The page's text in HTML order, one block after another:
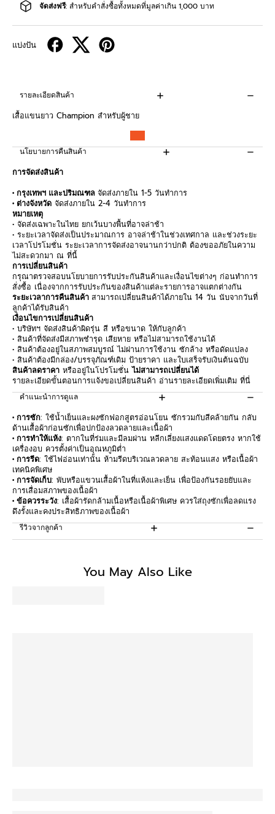
จัดส่งฟรี: สำหรับคำสั่งซื้อทั้งหมดที่มูลค่าเกิน 1,000 บาท
แบ่งปัน
รายละเอียดสินค้า
เสื้อแขนยาว Champion สำหรับผู้ชาย
นโยบายการคืนสินค้า
การจัดส่งสินค้า
• กรุงเทพฯ และปริมณฑล จัดส่งภายใน 1-5 วันทำการ
• ต่างจังหวัด จัดส่งภายใน 2-4 วันทำการ
หมายเหตุ
• จัดส่งเฉพาะในไทย ยกเว้นบางพื้นที่อาจล่าช้า
• ระยะเวลาจัดส่งเป็นประมาณการ อาจล่าช้าในช่วงเทศกาล และช่วงระยะ
เวลาโปรโมชั่น ระยะเวลาการจัดส่งอาจนานกว่าปกติ ต้องขออภัยในความ
ไม่สะดวกมา ณ ที่นี้
การเปลี่ยนสินค้า
กรุณาตรวจสอบนโยบายการรับประกันสินค้าและเงื่อนไขต่างๆ ก่อนทำการ
สั่งซื้อ เนื่องจากการรับประกันของสินค้าแต่ละรายการอาจแตกต่างกัน
ระยะเวลาการคืนสินค้า สามารถเปลี่ยนสินค้าได้ภายใน 14 วัน นับจากวันที่
ลูกค้าได้รับสินค้า
เงื่อนไขการเปลี่ยนสินค้า
• บริษัทฯ จัดส่งสินค้าผิดรุ่น สี หรือขนาด ให้กับลูกค้า
• สินค้าที่จัดส่งมีสภาพชำรุด เสียหาย หรือไม่สามารถใช้งานได้
• สินค้าต้องอยู่ในสภาพสมบูรณ์ ไม่ผ่านการใช้งาน ซักล้าง หรือดัดแปลง
• สินค้าต้องมีกล่อง/บรรจุภัณฑ์เดิม ป้ายราคา และใบเสร็จรับเงินต้นฉบับ
สินค้าลดราคา หรืออยู่ในโปรโมชั่นไม่สามารถเปลี่ยนได้
รายละเอียดขั้นตอนการแจ้งขอเปลี่ยนสินค้า อ่านรายละเอียดเพิ่มเติม ที่นี่
คำแนะนำการดูแล
• การซัก: ใช้น้ำเย็นและผงซักฟอกสูตรอ่อนโยน ซักรวมกับสีคล้ายกัน กลับ
ด้านเสื้อผ้าก่อนซักเพื่อปกป้องลวดลายและเนื้อผ้า
• การทำให้แห้ง: ตากในที่ร่มและมีลมผ่าน หลีกเลี่ยงแสงแดดโดยตรง หากใช้
เครื่องอบ ควรตั้งค่าเป็นอุณหภูมิต่ำ
• การรีด: ใช้ไฟอ่อนเท่านั้น ห้ามรีดบริเวณลวดลาย สะท้อนแสง หรือเนื้อผ้า
เทคนิคพิเศษ
• การจัดเก็บ: พับหรือแขวนเสื้อผ้าในที่แห้งและเย็น เพื่อป้องกันรอยยับและ
การเสื่อมสภาพของเนื้อผ้า
• ข้อควรระวัง: เสื้อผ้ารัดกล้ามเนื้อหรือเนื้อผ้าพิเศษ ควรใส่ถุงซักเพื่อลดแรง
ดึงรั้งและคงประสิทธิภาพของเนื้อผ้า
รีวิวจากลูกค้า
You May Also Like